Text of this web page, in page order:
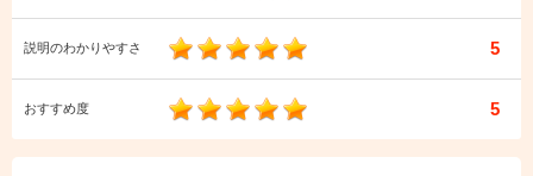
説明のわかりやすさ 5
おすすめ度 5